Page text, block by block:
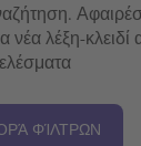
λέξη-κλειδί
ΦΊΛΤΡΩΝ